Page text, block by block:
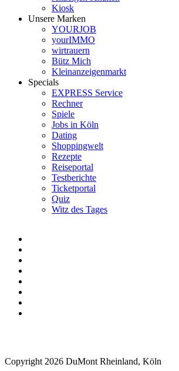
Kiosk
Unsere Marken
YOURJOB
yourIMMO
wirtrauern
Bütz Mich
Kleinanzeigenmarkt
Specials
EXPRESS Service
Rechner
Spiele
Jobs in Köln
Dating
Shoppingwelt
Rezepte
Reiseportal
Testberichte
Ticketportal
Quiz
Witz des Tages
Copyright 2026 DuMont Rheinland, Köln